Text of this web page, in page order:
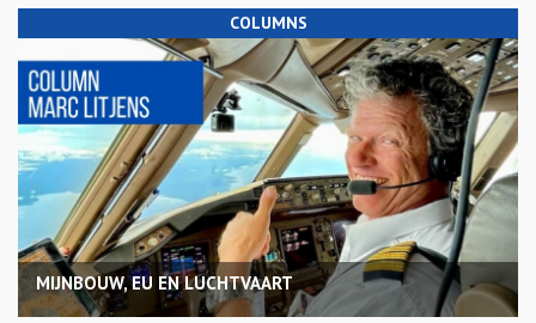
COLUMNS
MIJNBOUW, EU EN LUCHTVAART